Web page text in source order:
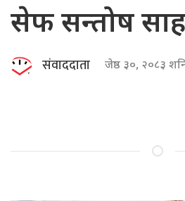
सेफ सन्तोष साह
संवाददाता जेष्ठ ३०, २०८३